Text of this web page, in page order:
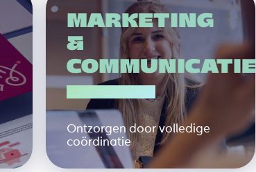
MARKETING
&
COMMUNICATIE
Ontzorgen door volledige
coördinatie